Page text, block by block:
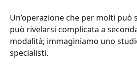
Un’operazione che per molti può
può rivelarsi complicata a
modalità; immaginiamo uno
specialisti.